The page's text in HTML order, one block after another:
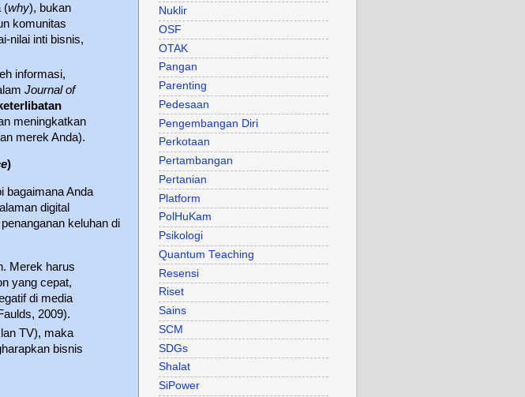
(why), bukan
komunitas
nilai inti bisnis,
informasi,
Journal of
meningkatkan
merek Anda).
)
bagaimana Anda
digital
keluhan di
Merek harus
yang cepat,
di media
2009).
TV), maka
bisnis
Nuklir
OSF
OTAK
Pangan
Parenting
Pedesaan
Pengembangan Diri
Perkotaan
Pertambangan
Pertanian
Platform
PolHuKam
Psikologi
Quantum Teaching
Resensi
Riset
Sains
SCM
SDGs
Shalat
SiPower